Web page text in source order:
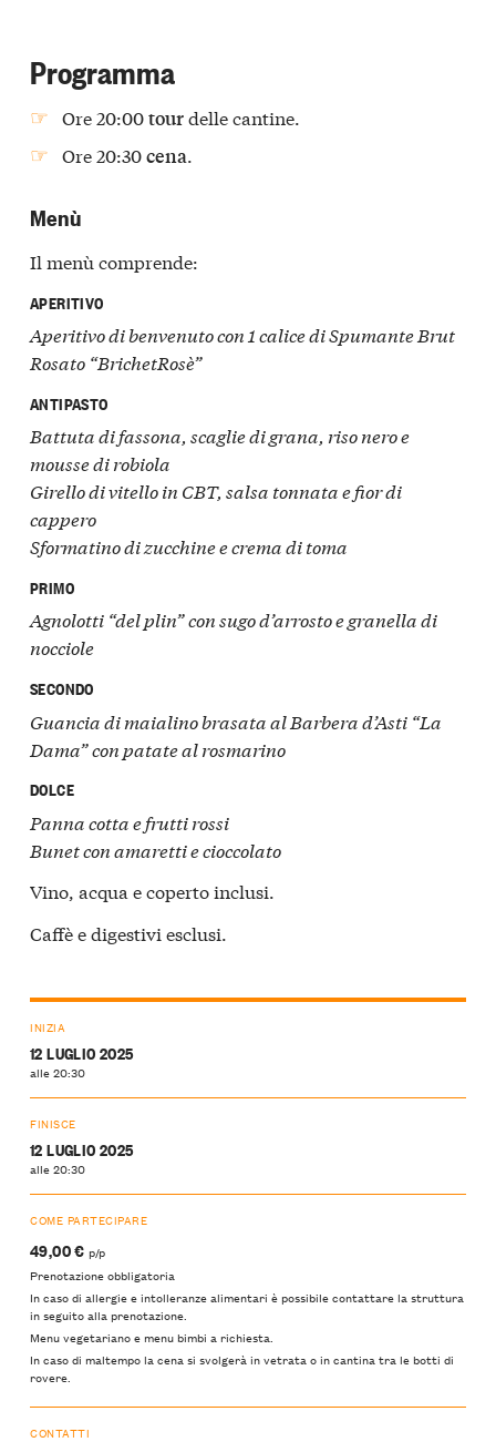
Programma
Ore 20:00tourdelle cantine.
Ore 20:30cena.
Menù
Il menù comprende:
APERITIVO
Aperitivo di benvenuto con 1 calice di Spumante Brut
Rosato “BrichetRosè”
ANTIPASTO
Battuta di fassona, scaglie di grana, riso nero e
mousse di robiola
Girello di vitello in CBT, salsa tonnata e fior di
cappero
Sformatino di zucchine e crema di toma
PRIMO
Agnolotti “del plin” con sugo d’arrosto e granella di
nocciole
SECONDO
Guancia di maialino brasata al Barbera d’Asti “La
Dama” con patate al rosmarino
DOLCE
Panna cotta e frutti rossi
Bunet con amaretti e cioccolato
Vino, acqua e coperto inclusi.
Caffè e digestivi esclusi.
INIZIA
12 LUGLIO 2025
alle 20:30
FINISCE
12 LUGLIO 2025
alle 20:30
COME PARTECIPARE
49,00 € p/p
Prenotazione obbligatoria
In caso di allergie e intolleranze alimentari è possibile contattare la struttura
in seguito alla prenotazione.
Menu vegetariano e menu bimbi a richiesta.
In caso di maltempo la cena si svolgerà in vetrata o in cantina tra le botti di
rovere.
CONTATTI